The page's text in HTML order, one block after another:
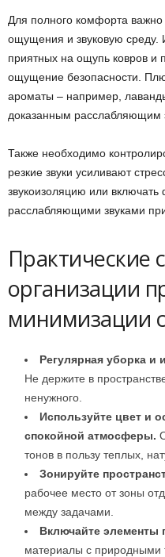
Для полного комфорта важно
ощущения и звуковую среду.
приятных на ощупь ковров и
ощущение безопасности.
ароматы – например,
доказанным расслабляющим
Также необходимо
резкие звуки усиливают
звукоизоляцию или
расслабляющими звуками
Практические
организации
минимизации
Регулярная уборка и
Не держите в
ненужного.
Используйте цвет и
спокойной атмосферы.
тонов в пользу теплых,
Зонируйте
рабочее место от зоны
между задачами.
Включайте элементы
материалы с природными